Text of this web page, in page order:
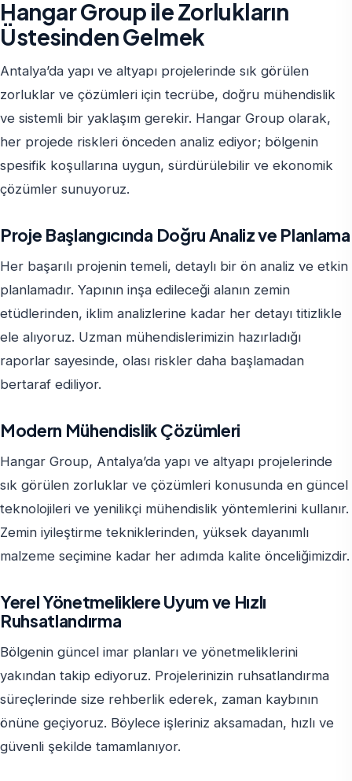
Hangar Group ile Zorlukların
Üstesinden Gelmek
Antalya’da yapı ve altyapı projelerinde sık görülen
zorluklar ve çözümleri için tecrübe, doğru mühendislik
ve sistemli bir yaklaşım gerekir. Hangar Group olarak,
her projede riskleri önceden analiz ediyor; bölgenin
spesifik koşullarına uygun, sürdürülebilir ve ekonomik
çözümler sunuyoruz.
Proje Başlangıcında Doğru Analiz ve Planlama
Her başarılı projenin temeli, detaylı bir ön analiz ve etkin
planlamadır. Yapının inşa edileceği alanın zemin
etüdlerinden, iklim analizlerine kadar her detayı titizlikle
ele alıyoruz. Uzman mühendislerimizin hazırladığı
raporlar sayesinde, olası riskler daha başlamadan
bertaraf ediliyor.
Modern Mühendislik Çözümleri
Hangar Group, Antalya’da yapı ve altyapı projelerinde
sık görülen zorluklar ve çözümleri konusunda en güncel
teknolojileri ve yenilikçi mühendislik yöntemlerini kullanır.
Zemin iyileştirme tekniklerinden, yüksek dayanımlı
malzeme seçimine kadar her adımda kalite önceliğimizdir.
Yerel Yönetmeliklere Uyum ve Hızlı
Ruhsatlandırma
Bölgenin güncel imar planları ve yönetmeliklerini
yakından takip ediyoruz. Projelerinizin ruhsatlandırma
süreçlerinde size rehberlik ederek, zaman kaybının
önüne geçiyoruz. Böylece işleriniz aksamadan, hızlı ve
güvenli şekilde tamamlanıyor.